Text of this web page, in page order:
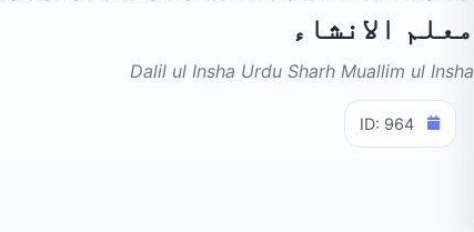
معلم الانشاء
Dalil ul Insha Urdu Sharh Muallim ul Insha
ID: 964